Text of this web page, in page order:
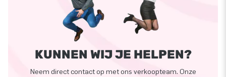
KUNNEN WIJ JE HELPEN?
Neem direct contact op met ons verkoopteam. Onze